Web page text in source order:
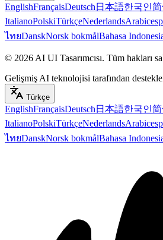
EnglishFrançaisDeutsch 日本語한국인
ItalianoPolskiTürkçeNederlandsArabic
ไทยDanskNorsk bokmålBahasa
© 2026 AI UI Tasarımcısı. Tüm hakları
Gelişmiş AI teknolojisi tarafından
Türkçe
EnglishFrançaisDeutsch 日本語한국인
ItalianoPolskiTürkçeNederlandsArabic
ไทยDanskNorsk bokmålBahasa